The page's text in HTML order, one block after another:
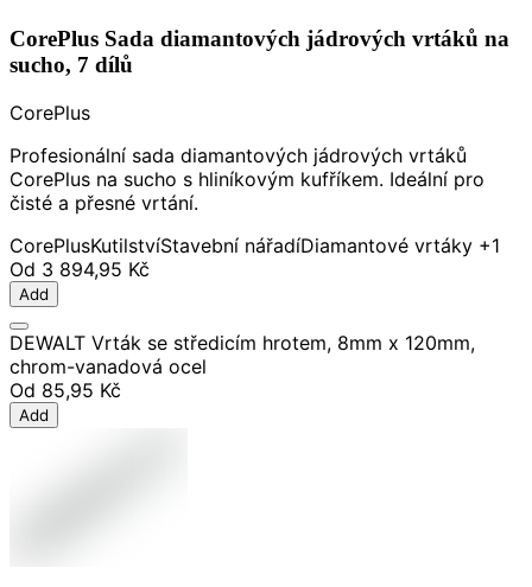
CorePlus Sada diamantových jádrových vrtáků na
sucho, 7 dílů
CorePlus
Profesionální sada diamantových jádrových vrtáků
CorePlus na sucho s hliníkovým kufříkem. Ideální pro
čisté a přesné vrtání.
CorePlusKutilstvíStavební nářadíDiamantové vrtáky +1
Od 3 894,95 Kč
Add
DEWALT Vrták se středicím hrotem, 8mm x 120mm,
chrom-vanadová ocel
Od 85,95 Kč
Add